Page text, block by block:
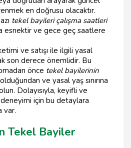
en doğrusu olacaktır.
tekel bayileri çalışma saatleri
esnektir ve gece geç saatlere
ve satışı ile ilgili yasal
son derece önemlidir. Bu
önce tekel bayilerinin
ve yasal yaş sınırına
Dolayısıyla, keyifli ve
için bu detaylara
var.
Tekel Bayiler